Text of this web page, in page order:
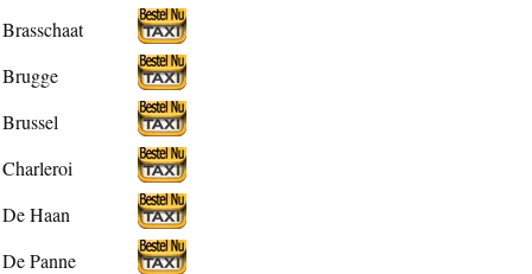
Brasschaat
Brugge
Brussel
Charleroi
De Haan
De Panne